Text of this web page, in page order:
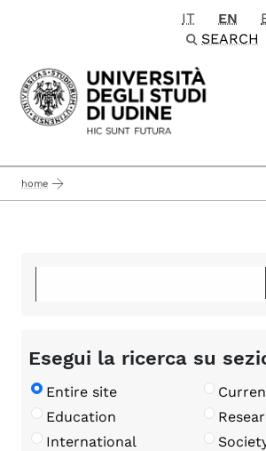
Passa al contenuto
IT EN
SEARCH
home
Esegui la ricerca su
Entire site
Education
International